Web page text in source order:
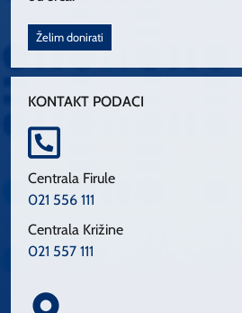
Želim donirati
KONTAKT PODACI
Centrala Firule
021 556 111
Centrala Križine
021 557 111